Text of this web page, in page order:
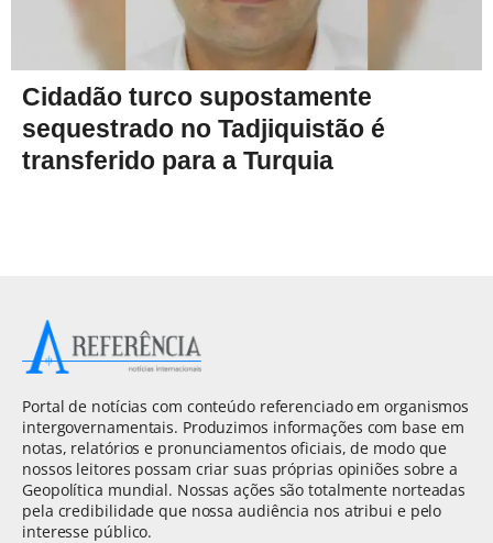
Cidadão turco supostamente
sequestrado no Tadjiquistão é
transferido para a Turquia
Portal de notícias com conteúdo referenciado em organismos
intergovernamentais. Produzimos informações com base em
notas, relatórios e pronunciamentos oficiais, de modo que
nossos leitores possam criar suas próprias opiniões sobre a
Geopolítica mundial. Nossas ações são totalmente norteadas
pela credibilidade que nossa audiência nos atribui e pelo
interesse público.